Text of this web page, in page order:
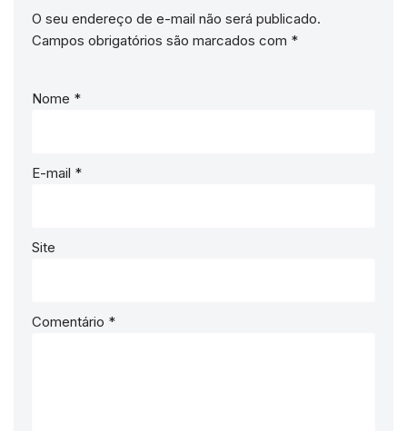
O seu endereço de e-mail não será publicado.
Campos obrigatórios são marcados com *
Nome *
E-mail *
Site
Comentário *